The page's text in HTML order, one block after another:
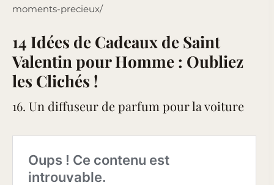
moments-precieux/
14 Idées de Cadeaux de Saint
Valentin pour Homme : Oubliez
les Clichés !
16. Un diffuseur de parfum pour la voiture